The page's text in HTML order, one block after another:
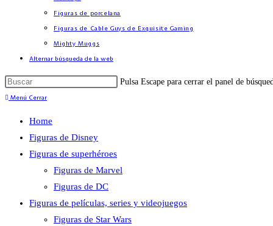
Figuras de porcelana
Figuras de Cable Guys de Exquisite Gaming
Mighty Muggs
Alternar búsqueda de la web
Pulsa Escape para cerrar el panel de
Menú Cerrar
Home
Figuras de Disney
Figuras de superhéroes
Figuras de Marvel
Figuras de DC
Figuras de películas, series y videojuegos
Figuras de Star Wars